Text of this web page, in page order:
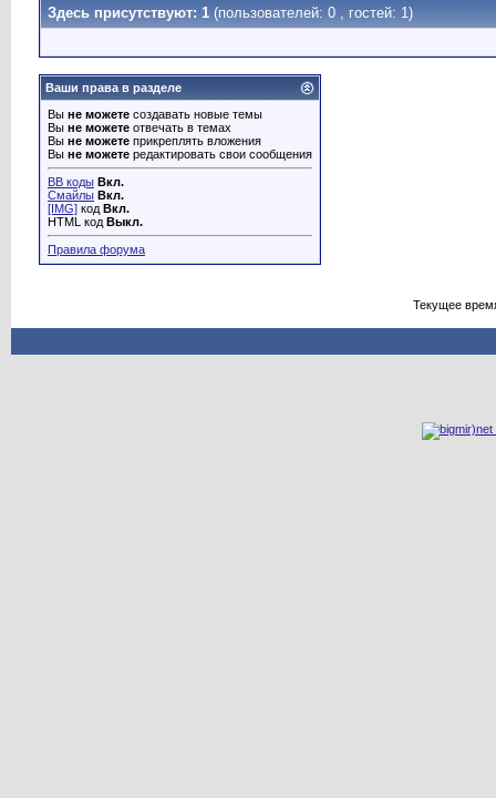
Здесь присутствуют: 1 (пользователей: 0 , гостей: 1)
Ваши права в разделе
Вы не можете создавать новые темы
Вы не можете отвечать в темах
Вы не можете прикреплять вложения
Вы не можете редактировать свои сообщения
BB коды Вкл.
Смайлы Вкл.
[IMG] код Вкл.
HTML код Выкл.
Правила форума
Текущее